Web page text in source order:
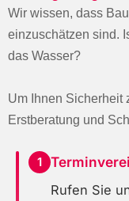
Wir wissen, dass
einzuschätzen sind.
das Wasser?
Um Ihnen Sicherheit
Erstberatung und
1
Rufen Sie